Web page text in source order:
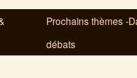
Prochains thèmes -
débats